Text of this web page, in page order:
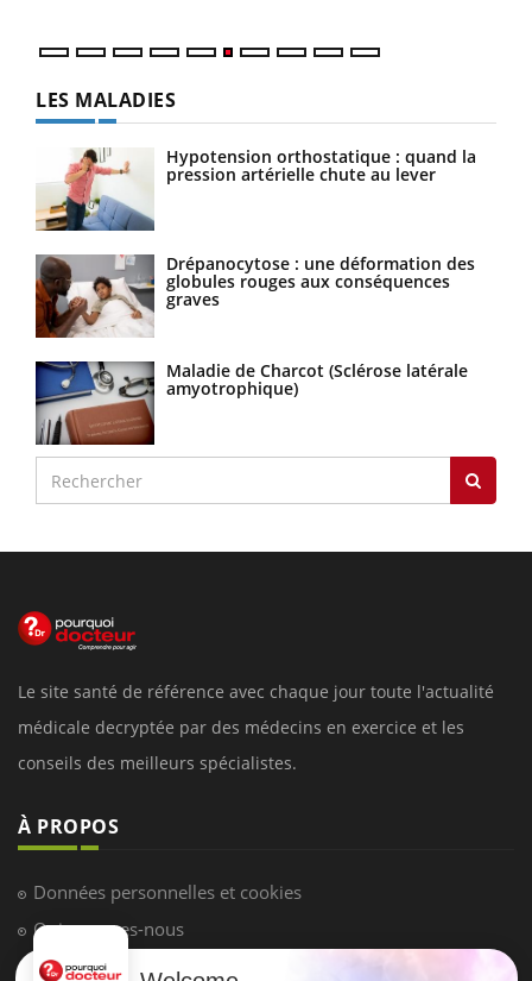
LES MALADIES
Hypotension orthostatique : quand la
pression artérielle chute au lever
Drépanocytose : une déformation des
globules rouges aux conséquences
graves
Maladie de Charcot (Sclérose latérale
amyotrophique)
Le site santé de référence avec chaque jour toute l'actualité
médicale decryptée par des médecins en exercice et les
conseils des meilleurs spécialistes.
À PROPOS
Données personnelles et cookies
Qui sommes-nous
Conditions d'utilisation